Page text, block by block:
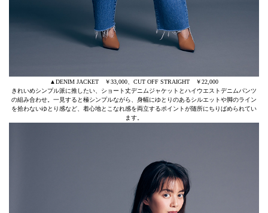
▲DENIM JACKET ￥33,000、CUT OFF STRAIGHT ￥22,000
きれいめシンプル派に推したい、ショート丈デニムジャケットとハイウエストデニムパンツ
の組み合わせ。一見すると極シンプルながら、身幅にゆとりのあるシルエットや脚のライン
を拾わないゆとり感など、着心地とこなれ感を両立するポイントが随所にちりばめられてい
ます。